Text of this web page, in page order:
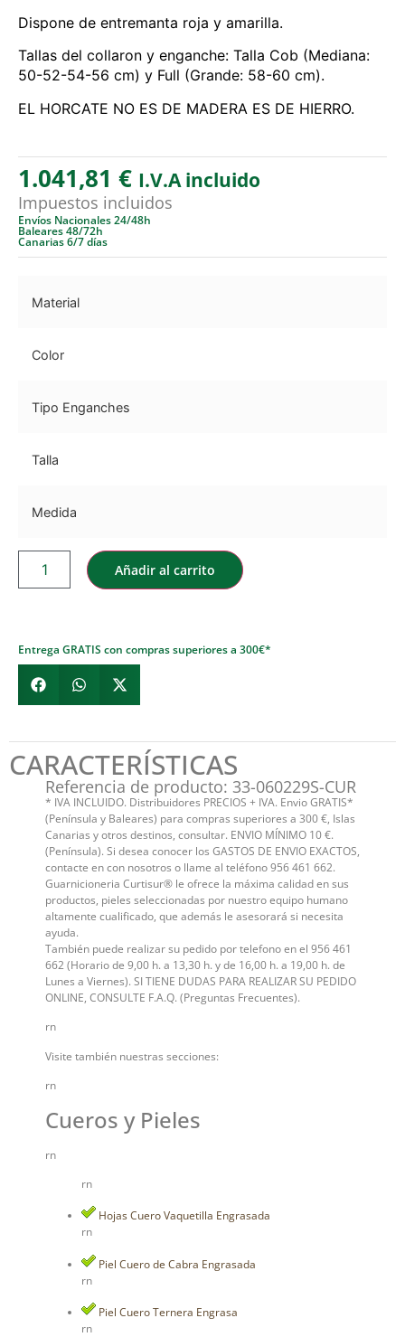
Dispone de entremanta roja y amarilla.
Tallas del collaron y enganche: Talla Cob (Mediana:
50-52-54-56 cm) y Full (Grande: 58-60 cm).
EL HORCATE NO ES DE MADERA ES DE HIERRO.
1.041,81 € I.V.A incluido
Impuestos incluidos
Envíos Nacionales 24/48h
Baleares 48/72h
Canarias 6/7 días
Material
Color
Tipo Enganches
Talla
Medida
Añadir al carrito
Entrega GRATIS con compras superiores a 300€*
CARACTERÍSTICAS
Referencia de producto: 33-060229S-CUR
* IVA INCLUIDO. Distribuidores PRECIOS + IVA. Envio GRATIS*
(Península y Baleares) para compras superiores a 300 €, Islas
Canarias y otros destinos, consultar. ENVIO MÍNIMO 10 €.
(Península). Si desea conocer los GASTOS DE ENVIO EXACTOS,
contacte en con nosotros o llame al teléfono 956 461 662.
Guarnicioneria Curtisur® le ofrece la máxima calidad en sus
productos, pieles seleccionadas por nuestro equipo humano
altamente cualificado, que además le asesorará si necesita
ayuda.
También puede realizar su pedido por telefono en el 956 461
662 (Horario de 9,00 h. a 13,30 h. y de 16,00 h. a 19,00 h. de
Lunes a Viernes). SI TIENE DUDAS PARA REALIZAR SU PEDIDO
ONLINE, CONSULTE F.A.Q. (Preguntas Frecuentes).
rn
Visite también nuestras secciones:
rn
Cueros y Pieles
rn
rn
Hojas Cuero Vaquetilla Engrasada
rn
Piel Cuero de Cabra Engrasada
rn
Piel Cuero Ternera Engrasa
rn